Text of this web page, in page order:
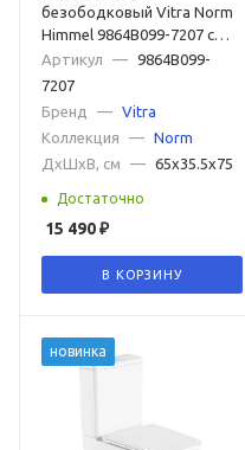
безободковый Vitra Norm
Himmel 9864B099-7207 с
бачком и сиденьем
Артикул — 9864B099-
7207
Бренд
— Vitra
Коллекция
— Norm
ДxШxВ, см
— 65x35.5x75
Достаточно
15 490₽
В КОРЗИНУ
новинка